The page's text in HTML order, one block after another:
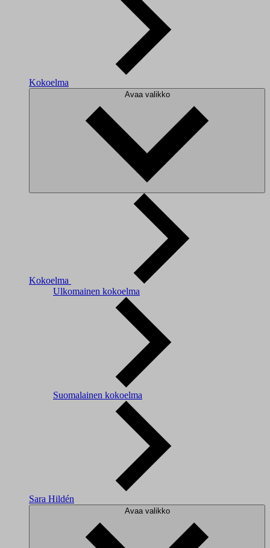
Kokoelma
Avaa valikko
Kokoelma
Ulkomainen kokoelma
Suomalainen kokoelma
Sara Hildén
Avaa valikko